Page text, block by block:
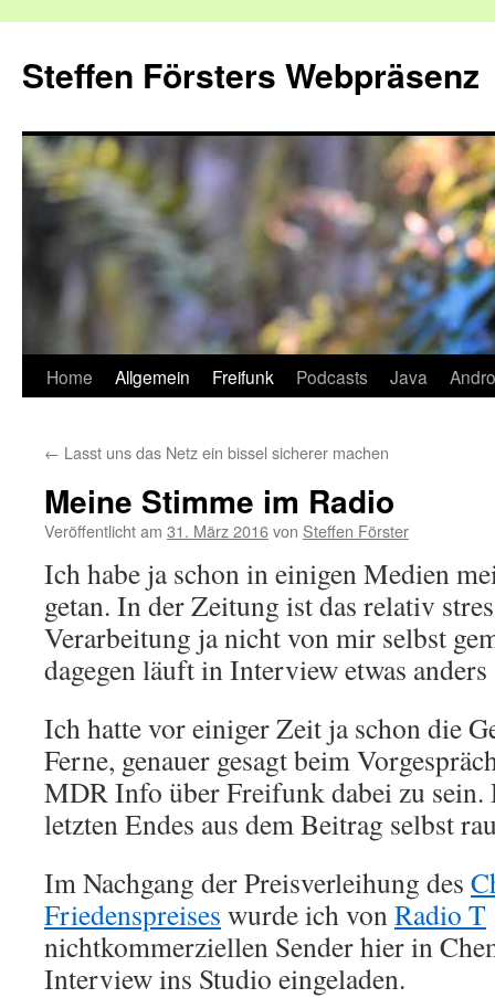
springen
Steffen Försters Webpräsenz
Home Allgemein Freifunk Podcasts Java
← Lasst uns das Netz ein bissel sicherer machen
Meine Stimme im Radio
Veröffentlicht am 31. März 2016von Steffen Förster
Ich habe ja schon in einigen Medien
getan. In der Zeitung ist das relativ
Verarbeitung ja nicht von mir selbst
dagegen läuft in Interview etwas anders
Ich hatte vor einiger Zeit ja schon die
Ferne, genauer gesagt beim
MDR Info über Freifunk dabei zu
letzten Endes aus dem Beitrag selbst
Im Nachgang der Preisverleihung des
Friedenspreises wurde ich vonRadio T
nichtkommerziellen Sender hier in
Interview ins Studio eingeladen.